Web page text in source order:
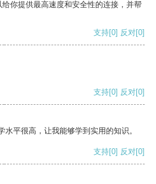
你提供最高速度和安全性的连接，并帮
支持[0] 反对[0]
支持[0] 反对[0]
平很高，让我能够学到实用的知识。
支持[0] 反对[0]